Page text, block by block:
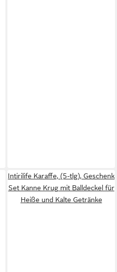
Intirilife Karaffe, (5-tlg), Geschenk
Set Kanne Krug mit Balldeckel für
Heiße und Kalte Getränke